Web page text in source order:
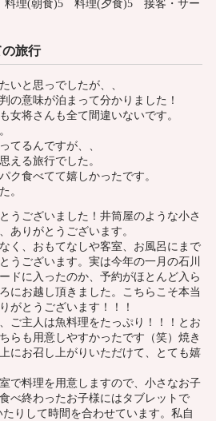
理(朝食)5 料理(夕食)5 接客・サー
の旅行
いと思っでしたが、、
の意味が泊まって分かりました！
女将さんも全て間違いないです。
てるんですが、、
える旅行でした。
ク食べてて嬉しかったです。
。
うございました！井筒屋のような小さ
ありがとうございます。
く、おもてなしや客室、お風呂にまで
うございます。実は今年の一月の石川
ドに入ったのか、予約がほとんど入ら
にお越し頂きました。こちらこそ本当
がとうございます！！！
ご主人は魚料理をたっぷり！！！とお
らも用意しやすかったです（笑）焼き
にお召し上がりいただけて、とても嬉
で料理を用意しますので、小さなお子
べ終わったお子様にはタブレットで
たりして時間を合わせています。私自